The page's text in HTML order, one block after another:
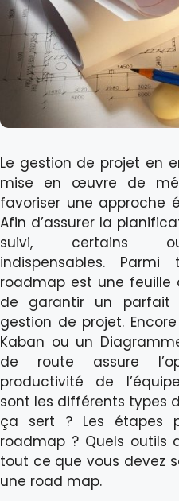
Le gestion de projet en
mise en œuvre de
favoriser une approche
Afin d’assurer la
suivi, certains
indispensables.
roadmap est une feuille
de garantir un parfait
gestion de projet.
Kaban ou un
de route assure
productivité de
sont les différents types
ça sert ? Les étapes
roadmap ? Quels outils
tout ce que vous devez
une road map.